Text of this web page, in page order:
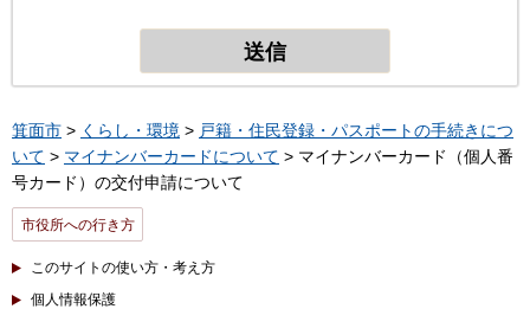
箕面市 > くらし・環境 > 戸籍・住民登録・パスポートの手続きにつ
いて > マイナンバーカードについて > マイナンバーカード（個人番
号カード）の交付申請について
市役所への行き方
このサイトの使い方・考え方
個人情報保護